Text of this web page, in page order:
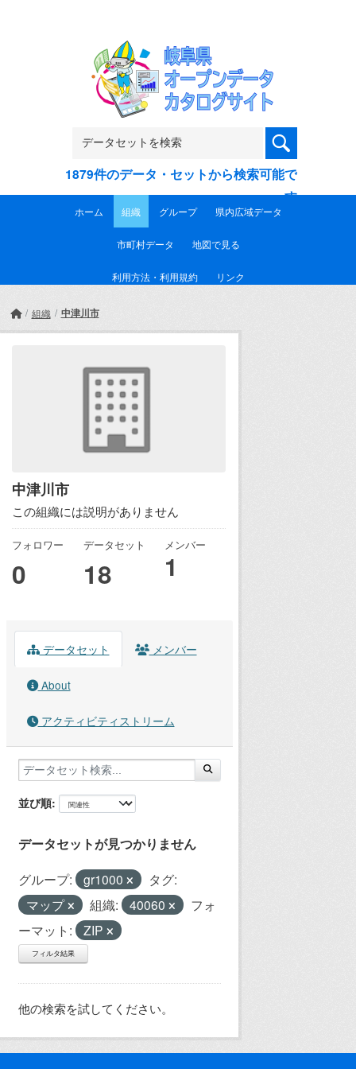
1879件のデータ・セットから検索可能で
す
ホーム 組織 グループ 県内広域データ
市町村データ 地図で見る
利用方法・利用規約 リンク
組織 中津川市
中津川市
この組織には説明がありません
フォロワー
0
データセット
18
メンバー
1
データセット メンバー
About
アクティビティストリーム
並び順
データセットが見つかりません
グループ: gr1000
タグ:
マップ
組織: 40060
フォ
ーマット:
ZIP
フィルタ結果
他の検索を試してください。